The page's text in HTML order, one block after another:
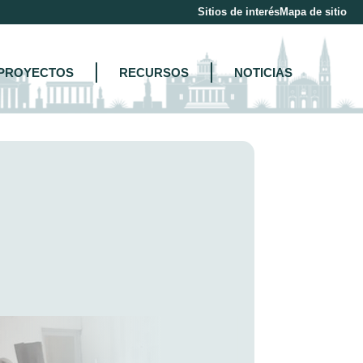
Sitios de interésMapa de sitio
RECURSOS NOTICIAS